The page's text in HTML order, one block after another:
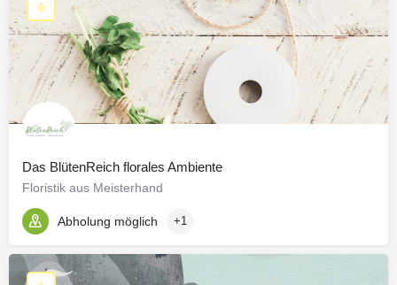
Das BlütenReich florales Ambiente
Floristik aus Meisterhand
Abholung möglich +1